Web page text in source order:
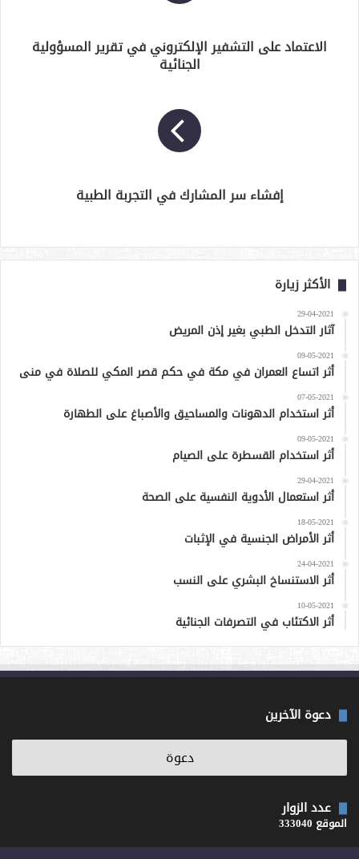
الاعتماد على التشفير الإلكتروني في تقرير المسؤولية
الجنائية
إفشاء سر المشارك في التجربة الطبية
الأكثر زيارة
29-04-2021
آثار التدخل الطبي بغير إذن المريض
09-05-2021
أثر اتساع العمران في مكة في حكم قصر المكي للصلاة في منى
07-05-2021
أثر استخدام الدهونات والمساحيق والأصباغ على الطهارة
09-05-2021
أثر استخدام القسطرة على الصيام
29-04-2021
أثر استعمال الأدوية النفسية على الصحة
18-05-2021
أثر الأمراض الجنسية في الإثبات
24-04-2021
أثر الاستنساخ البشري على النسب
10-05-2021
أثر الاكتئاب في التصرفات الجنائية
دعوة الآخرين
عدد الزوار
الموقع 333040